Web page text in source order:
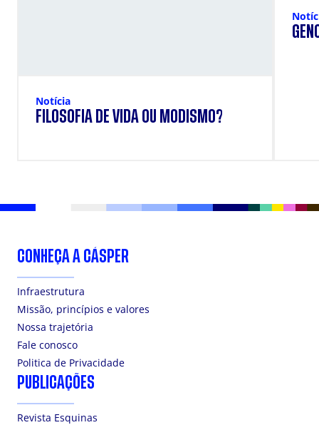
Notícia
FILOSOFIA DE VIDA OU MODISMO?
CONHEÇA A CÁSPER
Infraestrutura
Missão, princípios e valores
Nossa trajetória
Fale conosco
Politica de Privacidade
PUBLICAÇÕES
Revista Esquinas